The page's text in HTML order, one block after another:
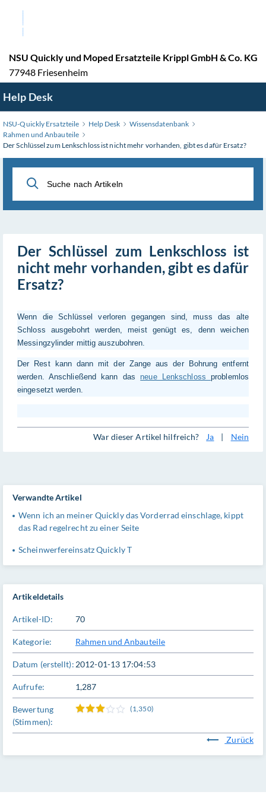
NSU Quickly und Moped Ersatzteile Krippl GmbH & Co. KG
77948 Friesenheim
wechseln
Help Desk
NSU-Quickly Ersatzteile Help Desk
Wissensdatenbank
Rahmen und Anbauteile
Der Schlüssel zum Lenkschloss ist nicht mehr vorhanden, gibt es dafür Ersatz?
Der Schlüssel zum Lenkschloss ist
nicht mehr vorhanden, gibt es dafür
Ersatz?
Wenn die Schlüssel verloren gegangen sind, muss das alte
Schloss ausgebohrt werden, meist genügt es, denn weichen
Messingzylinder mittig auszubohren.
Der Rest kann dann mit der Zange aus der Bohrung entfernt
werden. Anschließend kann das neue Lenkschloss problemlos
eingesetzt werden.
War dieser Artikel hilfreich? Ja | Nein
Artikeldetails
Artikel-ID: 70
Kategorie: Rahmen und Anbauteile
Datum (erstellt): 2012-01-13 17:04:53
Aufrufe: 1,287
Bewertung
(Stimmen):
(1,350)
Zurück
Verwandte Artikel
Wenn ich an meiner Quickly das Vorderrad einschlage, kippt
das Rad regelrecht zu einer Seite
Scheinwerfereinsatz Quickly T